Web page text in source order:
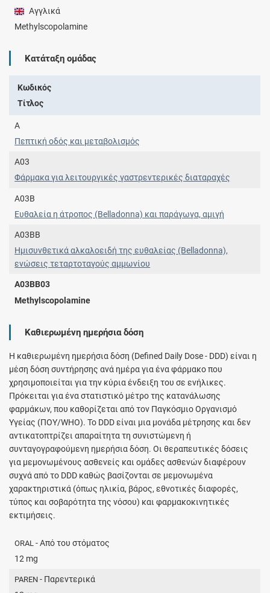
Αγγλικά
Methylscopolamine
Κατάταξη ομάδας
Κωδικός
Τίτλος
A
Πεπτική οδός και μεταβολισμός
A03
Φάρμακα για λειτουργικές γαστρεντερικές διαταραχές
A03B
Ευθαλεία η άτροπος (Belladonna) και παράγωγα, αμιγή
A03BB
Ημισυνθετικά αλκαλοειδή της ευθαλείας (Belladonna),
ενώσεις τεταρτοταγούς αμμωνίου
A03BB03
Methylscopolamine
Καθιερωμένη ημερήσια δόση
H καθιερωμένη ημερήσια δόση (Defined Daily Dose - DDD) είναι η
μέση δόση συντήρησης ανά ημέρα για ένα φάρμακο που
χρησιμοποιείται για την κύρια ένδειξη του σε ενήλικες.
Πρόκειται για ένα στατιστικό μέτρο της κατανάλωσης
φαρμάκων, που καθορίζεται από τον Παγκόσμιο Οργανισμό
Υγείας (ΠΟΥ/WHO). Το DDD είναι μια μονάδα μέτρησης και δεν
αντικατοπτρίζει απαραίτητα τη συνιστώμενη ή
συνταγογραφούμενη ημερήσια δόση. Οι θεραπευτικές δόσεις
για μεμονωμένους ασθενείς και ομάδες ασθενών διαφέρουν
συχνά από το DDD καθώς βασίζονται σε μεμονωμένα
χαρακτηριστικά (όπως ηλικία, βάρος, εθνοτικές διαφορές,
τύπος και σοβαρότητα της νόσου) και φαρμακοκινητικές
εκτιμήσεις.
ORAL - Από του στόματος
12 mg
PAREN - Παρεντερικά